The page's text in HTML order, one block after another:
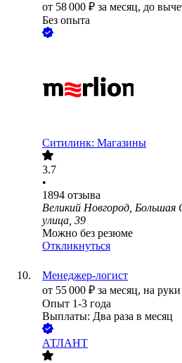
от 58 000 ₽ за месяц, до
Без опыта
Ситилинк: Магазины
3.7
•
1894 отзыва
Великий Новгород,
улица, 39
Можно без резюме
Откликнуться
Менеджер-логист
от 55 000 ₽ за месяц, на руки
Опыт 1-3 года
Выплаты: Два раза в месяц
АТЛАНТ